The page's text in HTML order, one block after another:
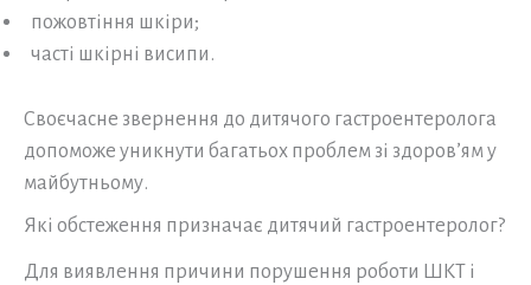
пожовтіння шкіри;
часті шкірні висипи.
Своєчасне звернення до дитячого гастроентеролога
допоможе уникнути багатьох проблем зі здоров’ям у
майбутньому.
Які обстеження призначає дитячий гастроентеролог?
Для виявлення причини порушення роботи ШКТ і